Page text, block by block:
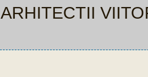
ARHITECTII